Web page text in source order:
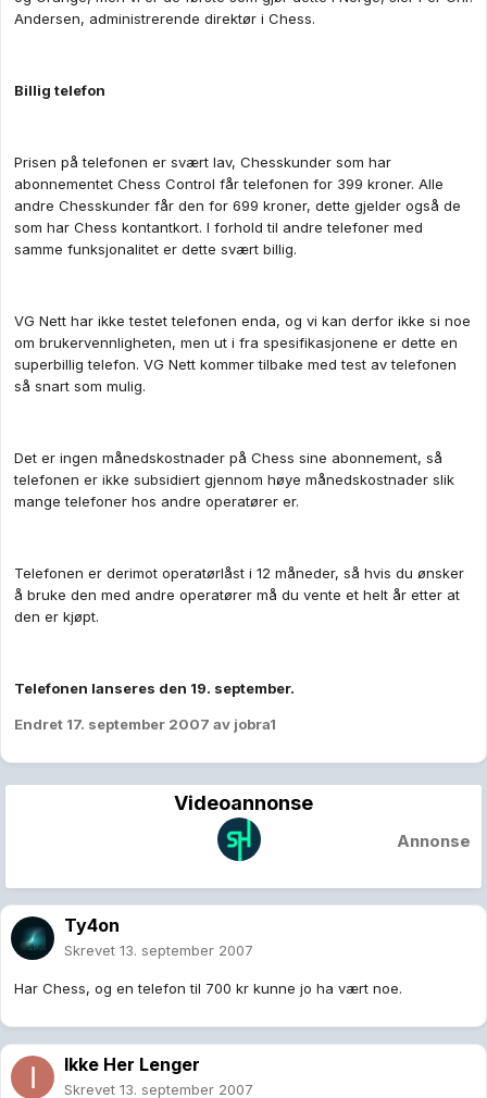
Andersen, administrerende direktør i Chess.
Billig telefon
Prisen på telefonen er svært lav, Chesskunder som har
abonnementet Chess Control får telefonen for 399 kroner. Alle
andre Chesskunder får den for 699 kroner, dette gjelder også de
som har Chess kontantkort. I forhold til andre telefoner med
samme funksjonalitet er dette svært billig.
VG Nett har ikke testet telefonen enda, og vi kan derfor ikke si noe
om brukervennligheten, men ut i fra spesifikasjonene er dette en
superbillig telefon. VG Nett kommer tilbake med test av telefonen
så snart som mulig.
Det er ingen månedskostnader på Chess sine abonnement, så
telefonen er ikke subsidiert gjennom høye månedskostnader slik
mange telefoner hos andre operatører er.
Telefonen er derimot operatørlåst i 12 måneder, så hvis du ønsker
å bruke den med andre operatører må du vente et helt år etter at
den er kjøpt.
Telefonen lanseres den 19. september.
Endret 17. september 2007 av jobra1
Videoannonse
Annonse
Ty4on
Skrevet 13. september 2007
Har Chess, og en telefon til 700 kr kunne jo ha vært noe.
Ikke Her Lenger
Skrevet 13. september 2007